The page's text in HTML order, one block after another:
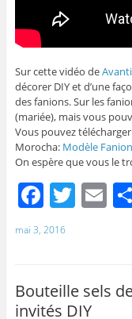
Sur cette vidéo de
décorer DIY et d’une
des fanions. Sur les
(mariée), mais vous
Vous pouvez
Morocha: Modèle Fanion
On espère que vous le
F
a
b
T E
mai 3, 2016
Bouteille sels
invités DIY